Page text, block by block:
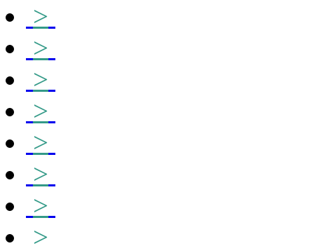
>
>
>
>
>
>
>
>